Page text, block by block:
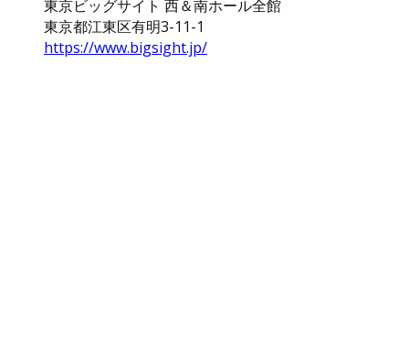
東京ビッグサイト 西＆南ホール全館
東京都江東区有明3-11-1
https://www.bigsight.jp/